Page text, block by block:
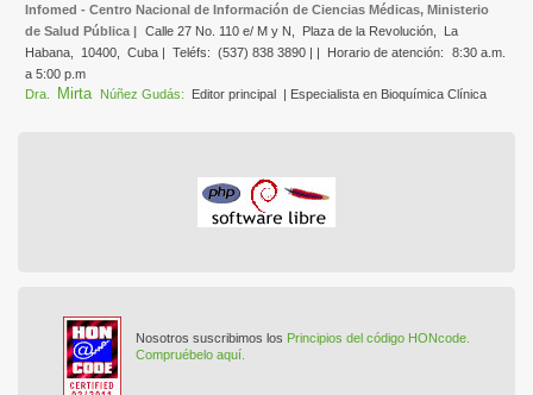
Infomed - Centro Nacional de Información de Ciencias Médicas, Ministerio
de Salud Pública | Calle 27 No. 110 e/ M y N, Plaza de la Revolución,
La
Habana, 10400, Cuba | Teléfs: (537) 838 3890 | | Horario de atención:
8:30 a.m.
a 5:00 p.m
Dra.
Mirta Núñez Gudás: Editor principal | Especialista en Bioquímica Clínica
Nosotros suscribimos los Principios del código HONcode.
Compruébelo aquí.